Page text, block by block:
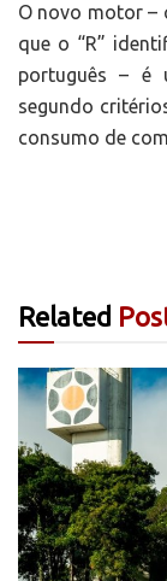
O novo motor –
que o “R”
português – é
segundo
consumo de
Related